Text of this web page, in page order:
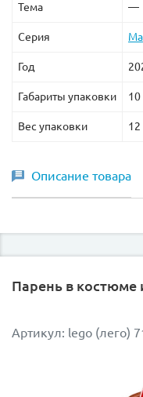
Тема —
Серия
Год
Габариты упаковки 10
Вес упаковки 12
Описание товара
Парень в костюме
Артикул: lego (лего)